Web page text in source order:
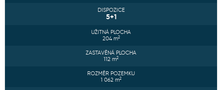
DISPOZICE
5+1
UŽITNÁ PLOCHA
204m2
ZASTAVĚNÁ PLOCHA
112 m2
ROZMĚR POZEMKU
1 062 m2